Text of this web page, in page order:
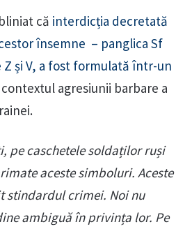
că interdicția decretată
însemne – panglica Sf
și V, a fost formulată într-un
agresiunii barbare a
pe caschetele soldaților ruși
aceste simboluri. Aceste
stindardul crimei. Noi nu
ambiguă în privința lor. Pe